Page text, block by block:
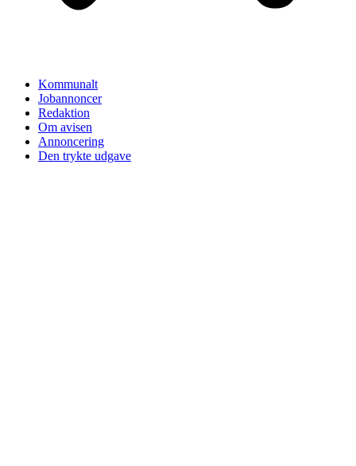
Kommunalt
Jobannoncer
Redaktion
Om avisen
Annoncering
Den trykte udgave